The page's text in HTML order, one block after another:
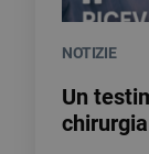
NOTIZIE
Un